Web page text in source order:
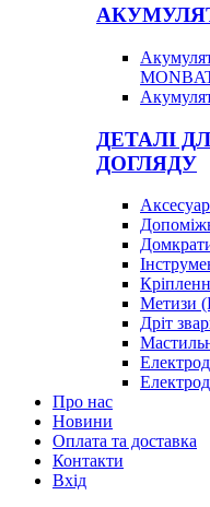
ДЕТАЛІ
ДОГЛЯДУ
Метизи
Дріт
Про нас
Новини
Оплата та доставка
Контакти
Вхiд